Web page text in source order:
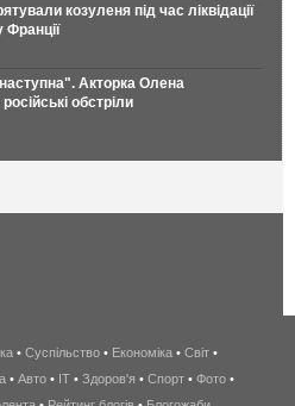
козуленя під час ліквідації
Франції
Акторка Олена
обстріли
беспроводной
интернет
• Суспільство • Економіка • Світ •
• Авто • IT • Здоров'я • Спорт • Фото •